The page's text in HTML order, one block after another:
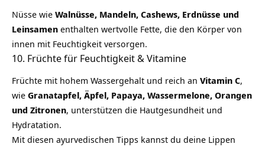
Nüsse wie Walnüsse, Mandeln, Cashews, Erdnüsse und
Leinsamen enthalten wertvolle Fette, die den Körper von
innen mit Feuchtigkeit versorgen.
10. Früchte für Feuchtigkeit & Vitamine
Früchte mit hohem Wassergehalt und reich an Vitamin C,
wie Granatapfel, Äpfel, Papaya, Wassermelone, Orangen
und Zitronen, unterstützen die Hautgesundheit und
Hydratation.
Mit diesen ayurvedischen Tipps kannst du deine Lippen